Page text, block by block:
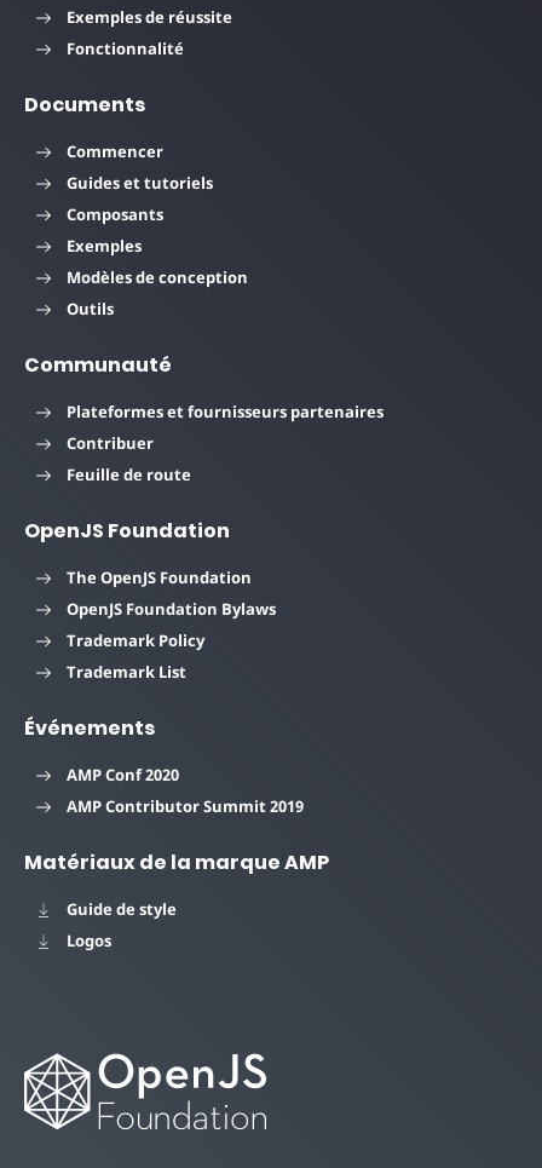
Exemples de réussite
Fonctionnalité
Documents
Commencer
Guides et tutoriels
Composants
Exemples
Modèles de conception
Outils
Communauté
Plateformes et fournisseurs partenaires
Contribuer
Feuille de route
OpenJS Foundation
The OpenJS Foundation
OpenJS Foundation Bylaws
Trademark Policy
Trademark List
Événements
AMP Conf 2020
AMP Contributor Summit 2019
Matériaux de la marque AMP
Guide de style
Logos